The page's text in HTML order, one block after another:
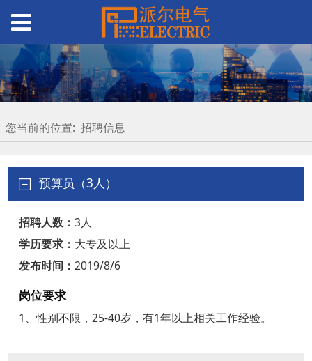
您当前的位置: 招聘信息
预算员（3人）
招聘人数： 3人
学历要求： 大专及以上
发布时间： 2019/8/6
岗位要求
1、性别不限，25-40岁，有1年以上相关工作经验。